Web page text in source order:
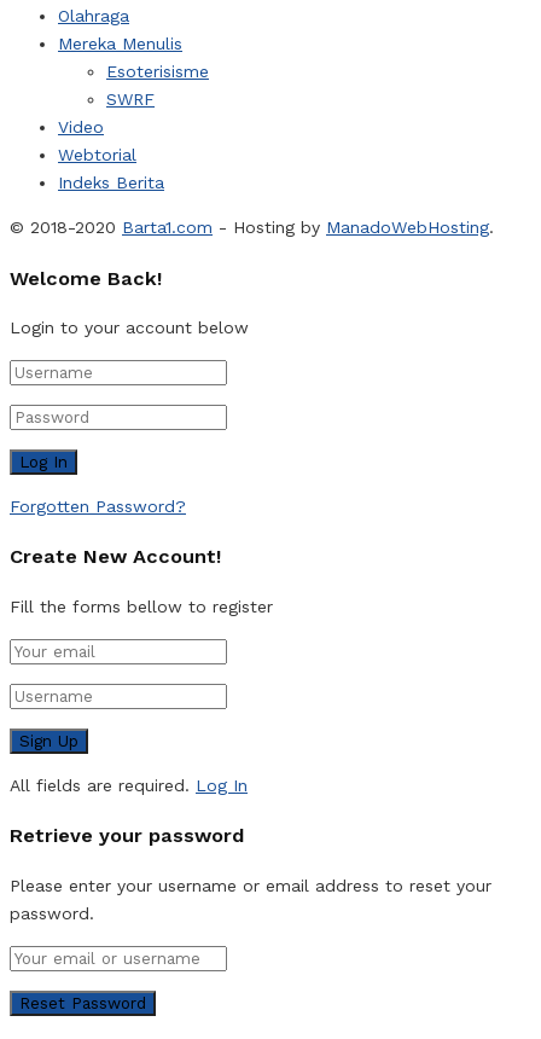
Olahraga
Mereka Menulis
Esoterisisme
SWRF
Video
Webtorial
Indeks Berita
© 2018-2020 Barta1.com - Hosting by ManadoWebHosting.
Welcome Back!
Login to your account below
Forgotten Password?
Create New Account!
Fill the forms bellow to register
All fields are required. Log In
Retrieve your password
Please enter your username or email address to reset your
password.